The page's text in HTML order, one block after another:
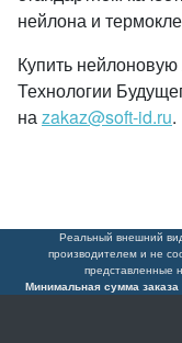
нейлона и
Купить
Технологии
наzakaz@soft-id.ru.
Реальный внешний
производителем и не
представленные
Минимальная сумма